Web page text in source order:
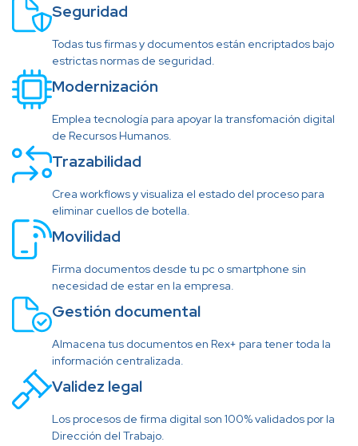
Seguridad
Todas tus firmas y documentos están encriptados bajo
estrictas normas de seguridad.
Modernización
Emplea tecnología para apoyar la transfomación digital
de Recursos Humanos.
Trazabilidad
Crea workflows y visualiza el estado del proceso para
eliminar cuellos de botella.
Movilidad
Firma documentos desde tu pc o smartphone sin
necesidad de estar en la empresa.
Gestión documental
Almacena tus documentos en Rex+ para tener toda la
información centralizada.
Validez legal
Los procesos de firma digital son 100% validados por la
Dirección del Trabajo.